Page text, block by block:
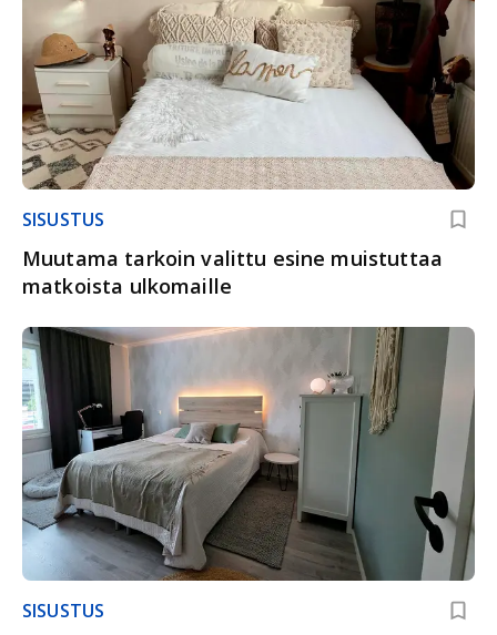
SISUSTUS
Muutama tarkoin valittu esine muistuttaa
matkoista ulkomaille
SISUSTUS